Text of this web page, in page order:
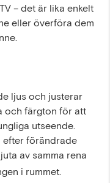
– det är lika enkelt
eller överföra dem
ljus och justerar
och färgton för att
utseende.
efter förändrade
av samma rena
i rummet.